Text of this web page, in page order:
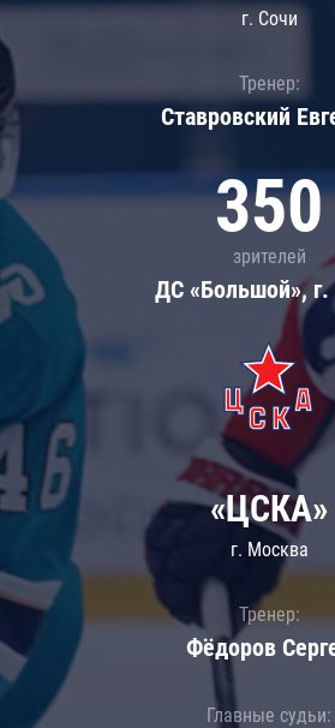
г. Сочи
Тренер:
Ставровский
350
зрителей
ДС «Большой», г.
«ЦСКА»
г. Москва
Тренер:
Фёдоров
Главные судьи: